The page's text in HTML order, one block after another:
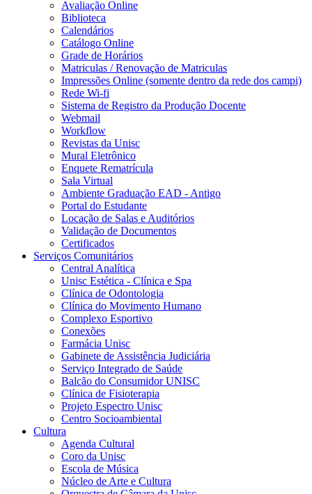
Avaliação Online
Biblioteca
Calendários
Catálogo Online
Grade de Horários
Matriculas / Renovação de Matriculas
Impressões Online (somente dentro da rede dos campi)
Rede Wi-fi
Sistema de Registro da Produção Docente
Webmail
Workflow
Revistas da Unisc
Mural Eletrônico
Enquete Rematrícula
Sala Virtual
Ambiente Graduação EAD - Antigo
Portal do Estudante
Locação de Salas e Auditórios
Validação de Documentos
Certificados
Serviços Comunitários
Central Analítica
Unisc Estética - Clínica e Spa
Clínica de Odontologia
Clínica do Movimento Humano
Complexo Esportivo
Conexões
Farmácia Unisc
Gabinete de Assistência Judiciária
Serviço Integrado de Saúde
Balcão do Consumidor UNISC
Clínica de Fisioterapia
Projeto Espectro Unisc
Centro Socioambiental
Cultura
Agenda Cultural
Coro da Unisc
Escola de Música
Núcleo de Arte e Cultura